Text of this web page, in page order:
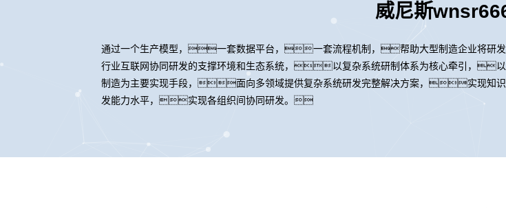
威尼斯
通过一个生产模型，一套数据平台，一套流程机制，帮助大型制造企业将研
行业互联网协同研发的支撑环境和生态系统，以复杂系统研制体系为核心牵引，
制造为主要实现手段，面向多领域提供复杂系统研发完整解决方案，实现
发能力水平，实现各组织间协同研发。